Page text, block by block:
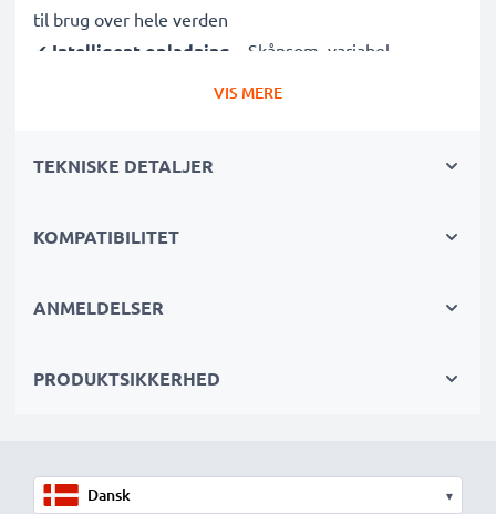
til brug over hele verden
✔ Intelligent opladning – Skånsom, variabel
spænding forlænger batteriets levetid
og kortslutning
Kompakt & rejseklar
✔Holdbare materialer
1x 3000mAh batteri:
VIS MERE
TEKNISKE DETALJER
KOMPATIBILITET
ANMELDELSER
PRODUKTSIKKERHED
▾